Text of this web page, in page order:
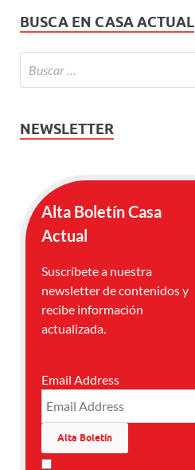
BUSCA EN CASA ACTUAL
NEWSLETTER
Alta Boletín Casa
Actual
Suscríbete a nuestra
newsletter de contenidos y
recibe información
actualizada.
Email Address